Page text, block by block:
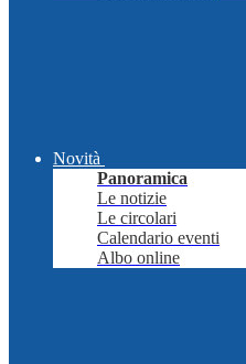
Novità
Panoramica
Le notizie
Le circolari
Calendario eventi
Albo online